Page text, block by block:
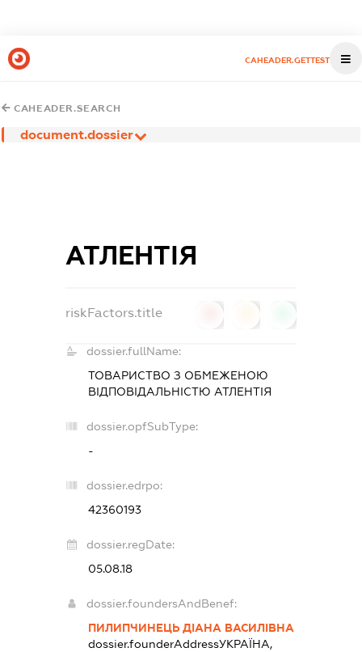
CAHEADER.GETTEST
CAHEADER.SEARCH
document.dossier
АТЛЕНТІЯ
riskFactors.title
dossier.fullName:
ТОВАРИСТВО З ОБМЕЖЕНОЮ
ВІДПОВІДАЛЬНІСТЮ АТЛЕНТІЯ
dossier.opfSubType:
-
dossier.edrpo:
42360193
dossier.regDate:
05.08.18
dossier.foundersAndBenef:
ПИЛИПЧИНЕЦЬ ДІАНА ВАСИЛІВНА
dossier.founderAddressУКРАЇНА,